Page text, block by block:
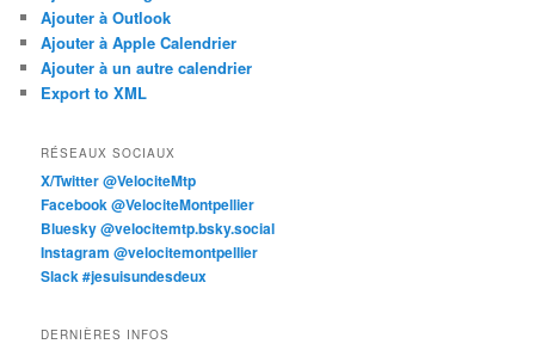
Ajouter à Outlook
Ajouter à Apple Calendrier
Ajouter à un autre calendrier
Export to XML
RÉSEAUX SOCIAUX
X/Twitter @VelociteMtp
Facebook @VelociteMontpellier
Bluesky @velocitemtp.bsky.social
Instagram @velocitemontpellier
Slack #jesuisundesdeux
DERNIÈRES INFOS